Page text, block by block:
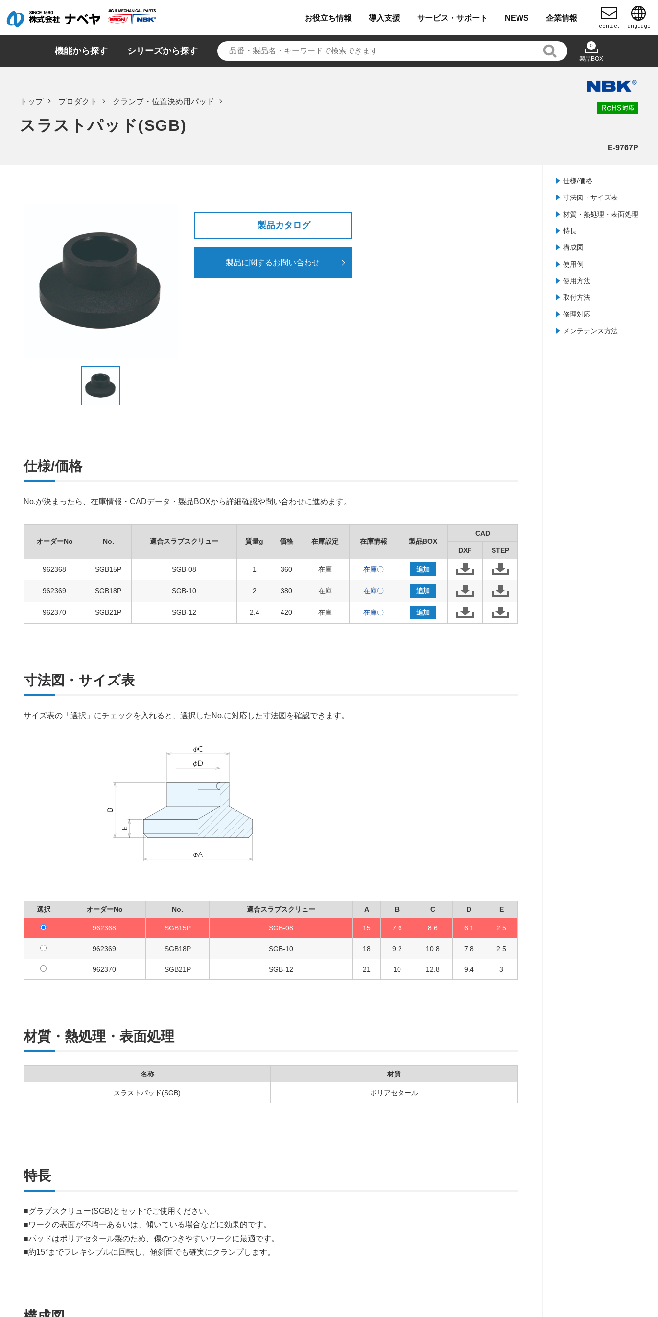
お役立ち情報 導入支援 サービス・ サポート NEWS 企業情報
contact language
機能から探す シリーズから探す
0
製品BOX
トップ プロダクト クランプ・位置決め用パッド
スラストパッド(SGB)
E-9767P
仕様/価格
寸法図・サイズ表
材質・熱処理・表面処理
特長
構成図
使用例
使用方法
取付方法
修理対応
メンテナンス方法
製品カタログ
製品に関するお問い合わせ
仕様/価格
No.が決まったら、在庫情報・CADデータ・製品BOXから詳細確認や問い合わせに進めます。
オーダーNo No. 適合スラブスクリュー 質量g 価格 在庫設定 在庫情報 製品BOX
CAD
DXF STEP
962368 SGB15P SGB-08 1 360 在庫 在庫〇 追加
962369 SGB18P SGB-10 2 380 在庫 在庫〇 追加
962370 SGB21P SGB-12 2.4 420 在庫 在庫〇 追加
寸法図・サイズ表
サイズ表の「選択」にチェックを入れると、選択したNo.に対応した寸法図を確認できます。
選択 オーダーNo No. 適合スラブスクリュー A B C D E
962368 SGB15P SGB-08 15 7.6 8.6 6.1 2.5
962369 SGB18P SGB-10 18 9.2 10.8 7.8 2.5
962370 SGB21P SGB-12 21 10 12.8 9.4 3
材質・熱処理・表面処理
名称 材質
スラストパッド(SGB) ポリアセタール
特長
■グラブスクリュー(SGB)とセットでご使用ください。
■ワークの表面が不均一あるいは、傾いている場合などに効果的です。
■パッドはポリアセタール製のため、傷のつきやすいワークに最適です。
■約15°までフレキシブルに回転し、傾斜面でも確実にクランプします。